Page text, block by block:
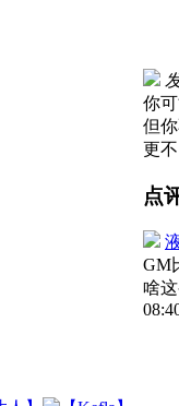
你
但
更
点
GM
啥